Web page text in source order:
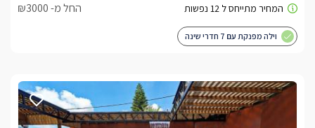
החל מ- ₪3000
וילה מפנקת עם 7 חדרי שינה